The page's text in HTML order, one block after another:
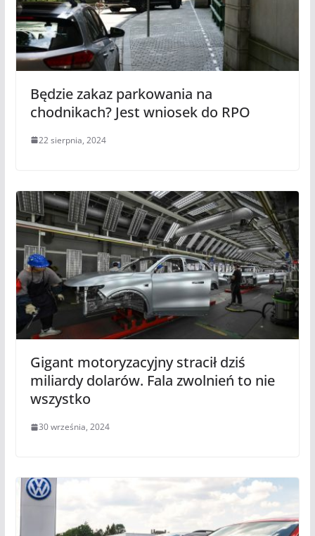
Będzie zakaz parkowania na
chodnikach? Jest wniosek do RPO
22 sierpnia, 2024
Gigant motoryzacyjny stracił dziś
miliardy dolarów. Fala zwolnień to nie
wszystko
30 września, 2024